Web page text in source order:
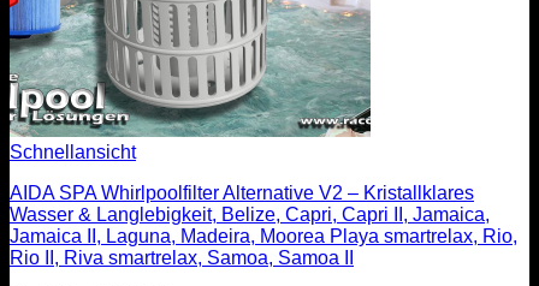
Menü
Schnellansicht
AIDA SPA Whirlpoolfilter Alternative V2 – Kristallklares
Wasser & Langlebigkeit, Belize, Capri, Capri II, Jamaica,
Jamaica II, Laguna, Madeira, Moorea Playa smartrelax, Rio,
Rio II, Riva smartrelax, Samoa, Samoa II